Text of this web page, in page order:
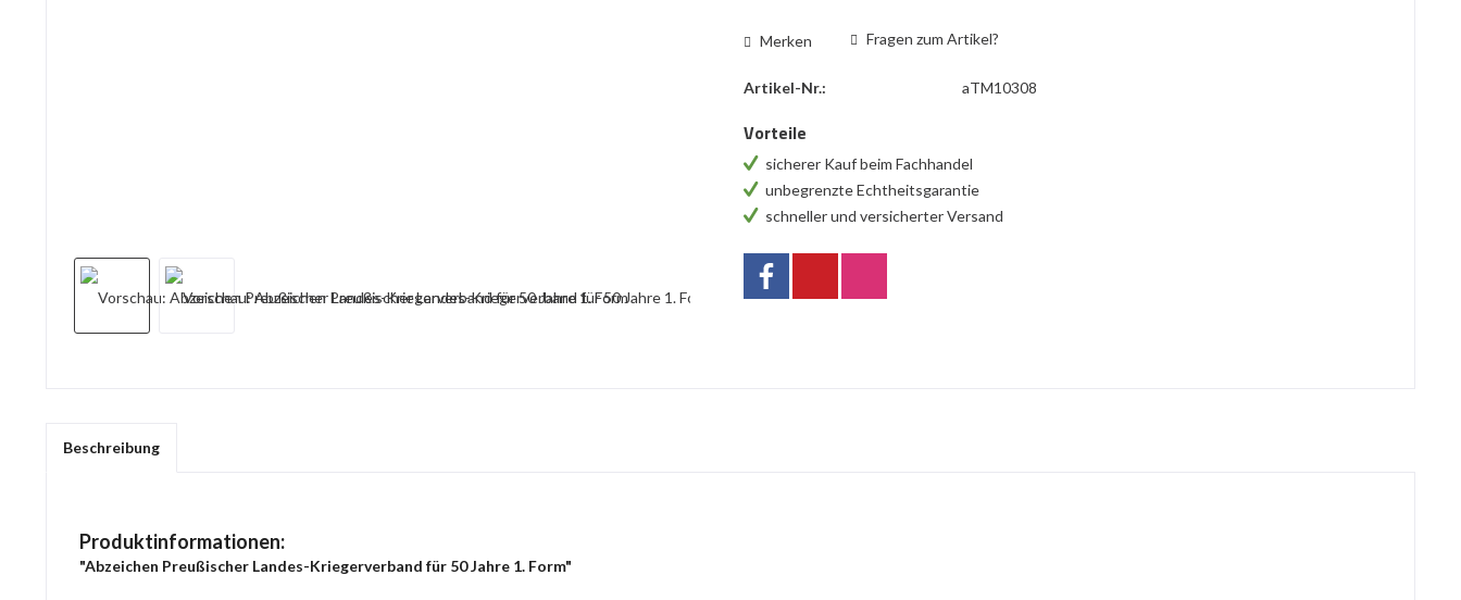
Merken Fragen zum Artikel?
Artikel-Nr.: aTM10308
Vorteile
sicherer Kauf beim Fachhandel
unbegrenzte Echtheitsgarantie
schneller und versicherter Versand
Beschreibung
Produktinformationen:
"Abzeichen Preußischer Landes-Kriegerverband für 50 Jahre 1. Form"